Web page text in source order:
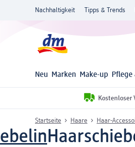
Nachhaltigkeit Tipps & Trends
Neu Marken Make-up Pflege
Kostenloser
Startseite Haare Haar-
ebelin